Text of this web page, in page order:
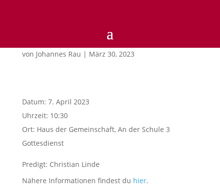
Karfreitags-Gottesdienst
von Johannes Rau | März 30, 2023
Datum: 7. April 2023
Uhrzeit: 10:30
Ort: Haus der Gemeinschaft, An der Schule 3
Gottesdienst
Predigt: Christian Linde
Nähere Informationen findest du hier.